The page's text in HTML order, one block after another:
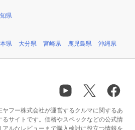
県
県 大分県 宮崎県 鹿児島県 沖縄県
フー株式会社が運営するクルマに関するあ
るサイトです。価格やスペックなどの公式情